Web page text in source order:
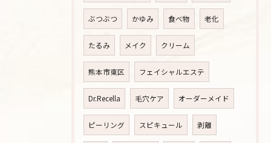
ぶつぶつ かゆみ 食べ物 老化
たるみ メイク クリーム
熊本市東区 フェイシャルエステ
Dr.Recella 毛穴ケア オーダーメイド
ピーリング スピキュール 剥離